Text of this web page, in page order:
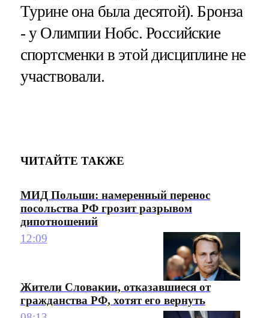
Турине она была десятой). Бронза
- у Олимпии Нобс. Российские
спортсменки в этой дисциплине не
участвовали.
ЧИТАЙТЕ ТАКЖЕ
МИД Польши: намеренный перенос
посольства РФ грозит разрывом
дипотношений
12:09
Жители Словакии, отказавшиеся от
гражданства РФ, хотят его вернуть